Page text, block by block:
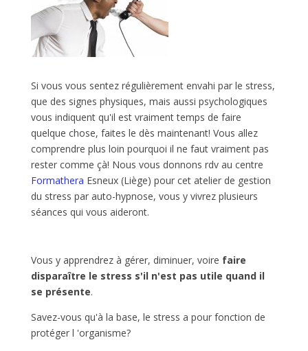
Si vous vous sentez régulièrement envahi par le stress,
que des signes physiques, mais aussi psychologiques
vous indiquent qu'il est vraiment temps de faire
quelque chose, faites le dès maintenant! Vous allez
comprendre plus loin pourquoi il ne faut vraiment pas
rester comme çà! Nous vous donnons rdv au centre
Formathera Esneux (Liège) pour cet atelier de gestion
du stress par auto-hypnose, vous y vivrez plusieurs
séances qui vous aideront.
Vous y apprendrez à gérer, diminuer, voire faire
disparaître le stress s'il n'est pas utile quand il
se présente.
Savez-vous qu'à la base, le stress a pour fonction de
protéger l 'organisme?